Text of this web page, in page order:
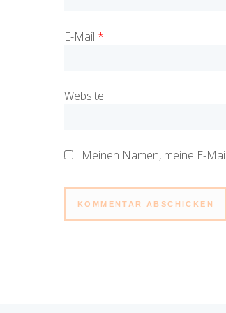
E-Mail *
Website
Meinen Namen, meine E-